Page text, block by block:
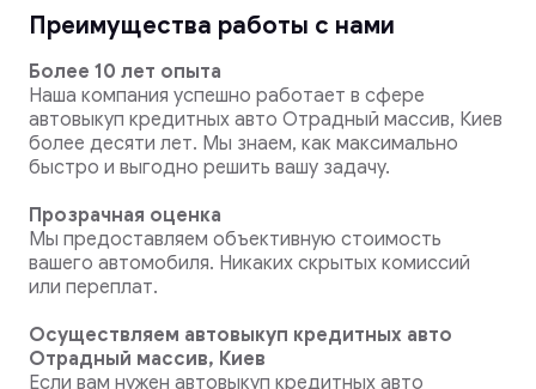
Преимущества работы с нами
Более 10 лет опыта
Наша компания успешно работает в сфере
автовыкуп кредитных авто Отрадный массив, Киев
более десяти лет. Мы знаем, как максимально
быстро и выгодно решить вашу задачу.
Прозрачная оценка
Мы предоставляем объективную стоимость
вашего автомобиля. Никаких скрытых комиссий
или переплат.
Осуществляем автовыкуп кредитных авто
Отрадный массив, Киев
Если вам нужен автовыкуп кредитных авто